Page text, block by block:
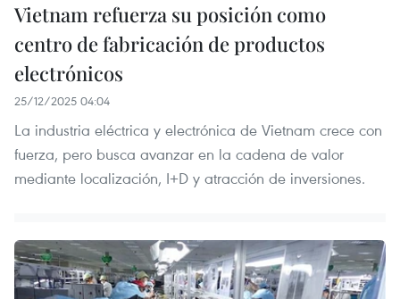
Vietnam refuerza su posición como
centro de fabricación de productos
electrónicos
25/12/2025 04:04
La industria eléctrica y electrónica de Vietnam crece con
fuerza, pero busca avanzar en la cadena de valor
mediante localización, I+D y atracción de inversiones.